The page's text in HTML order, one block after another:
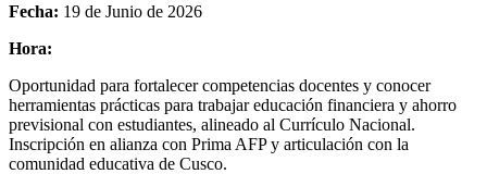
Fecha: 19 de Junio de 2026
Hora:
Oportunidad para fortalecer competencias docentes y conocer
herramientas prácticas para trabajar educación financiera y ahorro
previsional con estudiantes, alineado al Currículo Nacional.
Inscripción en alianza con Prima AFP y articulación con la
comunidad educativa de Cusco.